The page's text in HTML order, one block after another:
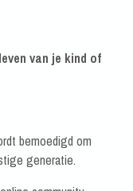
van je kind of
bemoedigd om
generatie.